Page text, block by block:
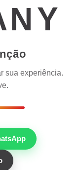
Y
sua experiência.